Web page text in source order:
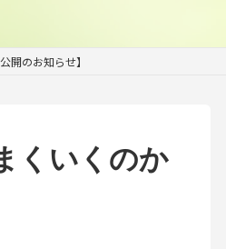
開のお知らせ】
くいくのか